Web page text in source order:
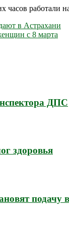
работали
в Астрахани
с 8 марта
ДПС
здоровья
подачу